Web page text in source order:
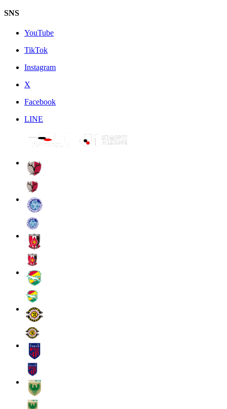
SNS
YouTube
TikTok
Instagram
X
Facebook
LINE